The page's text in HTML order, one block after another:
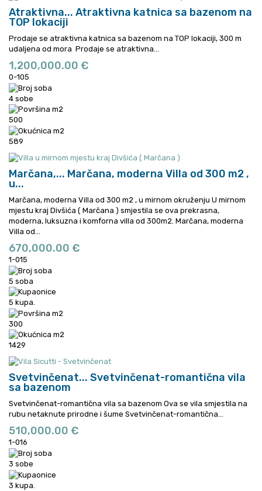
Atraktivna... Atraktivna katnica sa bazenom na
TOP lokaciji
Prodaje se atraktivna katnica sa bazenom na TOP lokaciji, 300 m
udaljena od mora Prodaje se atraktivna...
1,200,000.00 €
0-105
4 sobe
500
589
Marčana,... Marčana, moderna Villa od 300 m2 ,
u...
Marčana, moderna Villa od 300 m2 , u mirnom okruženju U mirnom
mjestu kraj Divšića ( Marčana ) smjestila se ova prekrasna,
moderna, luksuzna i komforna villa od 300m2. Marčana, moderna
Villa od...
670,000.00 €
1-015
5 soba
5 kupa.
300
1429
Svetvinčenat... Svetvinčenat-romantična vila
sa bazenom
Svetvinčenat-romantična vila sa bazenom Ova se vila smjestila na
rubu netaknute prirodne i šume Svetvinčenat-romantična...
510,000.00 €
1-016
3 sobe
3 kupa.